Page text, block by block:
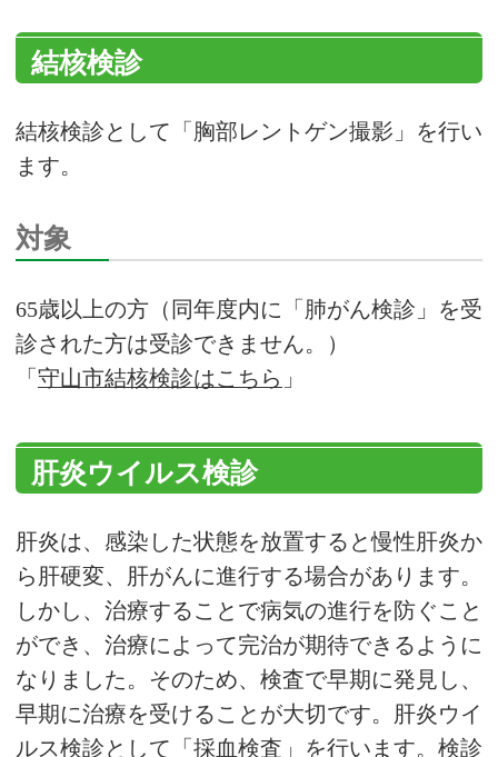
結核検診
結核検診として「胸部レントゲン撮影」を行い
ます。
対象
65歳以上の方（同年度内に「肺がん検診」を受
診された方は受診できません。）
「 守山市結核検診はこちら 」
肝炎ウイルス検診
肝炎は、感染した状態を放置すると慢性肝炎か
ら肝硬変、肝がんに進行する場合があります。
しかし、治療することで病気の進行を防ぐこと
ができ、治療によって完治が期待できるように
なりました。そのため、検査で早期に発見し、
早期に治療を受けることが大切です。肝炎ウイ
ルス検診として「採血検査」を行います。検診